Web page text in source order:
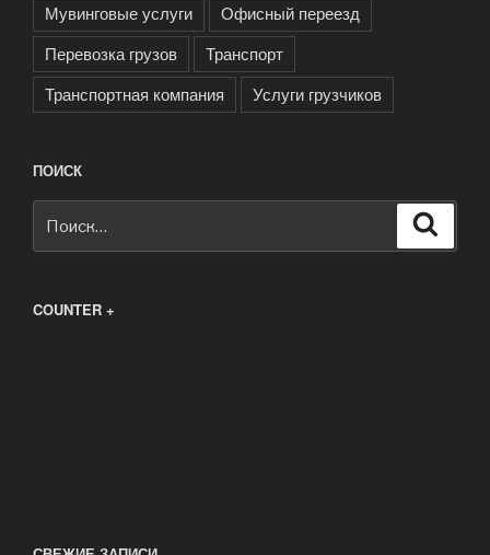
Мувинговые услуги
Офисный переезд
Перевозка грузов
Транспорт
Транспортная компания
Услуги грузчиков
ПОИСК
COUNTER +